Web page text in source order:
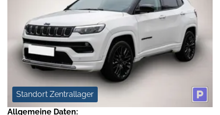
Standort Zentrallager
Allgemeine Daten: